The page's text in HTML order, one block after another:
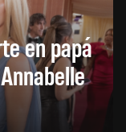
en papá